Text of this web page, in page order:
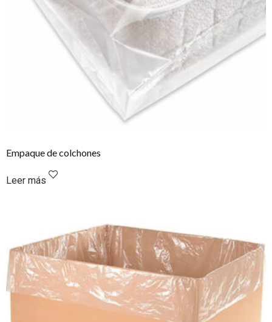
Empaque de colchones
Leer más